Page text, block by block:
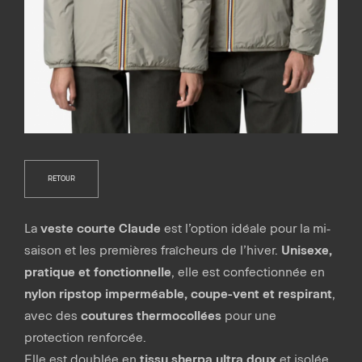
RETOUR
La veste courte Claude est l’option idéale pour la mi-
saison et les premières fraîcheurs de l’hiver. Unisexe,
pratique et fonctionnelle , elle est confectionnée en
nylon ripstop imperméable, coupe-vent et respirant
avec des coutures thermocollées pour une
protection renforcée.
Elle est doublée en tissu sherpa ultra doux et isolée